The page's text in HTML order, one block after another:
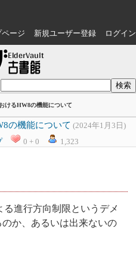
ページ 新規ユーザー登録 ログイン
けるHW8の機能について
の機能について (2024年1月3日)
0 + 0 1,323
進行方向制限というデメ
か、あるいは出来ないの